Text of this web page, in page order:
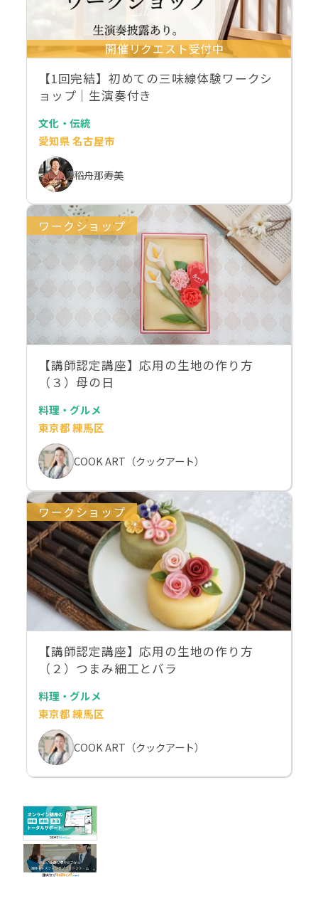
開催リクエスト受付中
【1回完結】初めての三味線体験ワークシ
ョップ｜生演奏付き
文化・伝統
愛知県 名古屋市
稻舟那寿美
ワークショップ
【講師認定講座】応用の生地の作り方
（３）母の日
料理・グルメ
東京都 練馬区
COOK ART（クックアート）
ワークショップ
【講師認定講座】応用の生地の作り方
（２）つまみ細工とバラ
料理・グルメ
東京都 練馬区
COOK ART（クックアート）